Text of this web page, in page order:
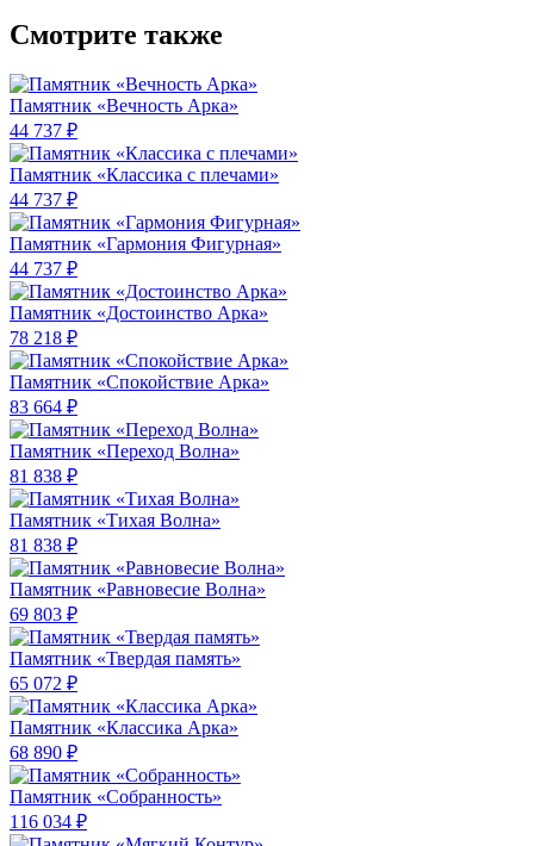
Смотрите также
Памятник «Вечность Арка»
44 737 ₽
Памятник «Классика c плечами»
44 737 ₽
Памятник «Гармония Фигурная»
44 737 ₽
Памятник «Достоинство Арка»
78 218 ₽
Памятник «Спокойствие Арка»
83 664 ₽
Памятник «Переход Волна»
81 838 ₽
Памятник «Тихая Волна»
81 838 ₽
Памятник «Равновесие Волна»
69 803 ₽
Памятник «Твердая память»
65 072 ₽
Памятник «Классика Арка»
68 890 ₽
Памятник «Собранность»
116 034 ₽